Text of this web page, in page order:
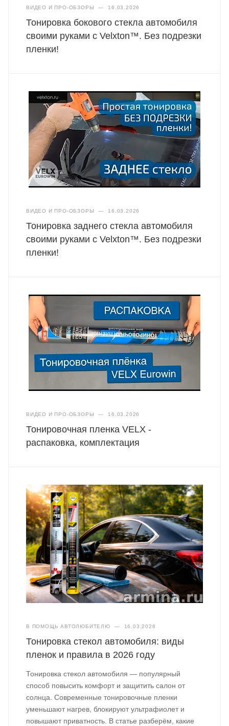
ВИДЕО И ПРО-ОБЗОРЫ — 16.03.2026
Тонировка бокового стекла автомобиля
своими руками с Velxton™. Без подрезки
пленки!
ВИДЕО И ПРО-ОБЗОРЫ — 16.03.2026
Тонировка заднего стекла автомобиля
своими руками с Velxton™. Без подрезки
пленки!
ВИДЕО И ПРО-ОБЗОРЫ — 16.03.2026
Тонировочная пленка VELX -
распаковка, комплектация
В ПОМОЩЬ АВТОЛЮБИТЕЛЮ — 16.03.2026
Тонировка стекол автомобиля: виды
пленок и правила в 2026 году
Тонировка стекол автомобиля — популярный
способ повысить комфорт и защитить салон от
солнца. Современные тонировочные пленки
уменьшают нагрев, блокируют ультрафиолет и
повышают приватность. В статье разберём, какие